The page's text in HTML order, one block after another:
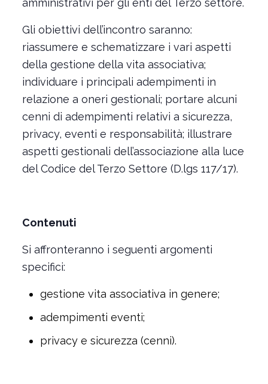
amministrativi per gli enti del Terzo settore.
Gli obiettivi dell’incontro saranno:
riassumere e schematizzare i vari aspetti
della gestione della vita associativa;
individuare i principali adempimenti in
relazione a oneri gestionali; portare alcuni
cenni di adempimenti relativi a sicurezza,
privacy, eventi e responsabilità; illustrare
aspetti gestionali dell’associazione alla luce
del Codice del Terzo Settore (D.lgs 117/17).
Contenuti
Si affronteranno i seguenti argomenti
specifici:
gestione vita associativa in genere;
adempimenti eventi;
privacy e sicurezza (cenni).